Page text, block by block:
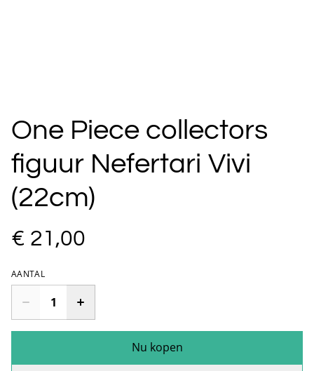
One Piece collectors
figuur Nefertari Vivi
(22cm)
€ 21,00
AANTAL
Nu kopen